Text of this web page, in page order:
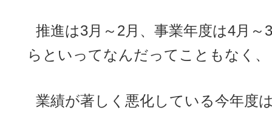
推進は3月～2月、事業年度は4月
らといってなんだってこともなく、
業績が著しく悪化している今年度